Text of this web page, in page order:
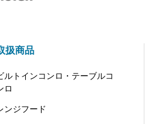
扱商品
ルトインコンロ・テーブルコ
ロ
ンジフード